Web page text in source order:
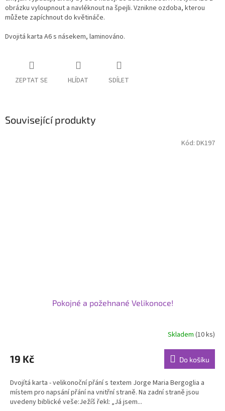
obrázku vyloupnout a navléknout na špejli. Vznikne ozdoba, kterou
můžete zapíchnout do květináče.
Dvojitá karta A6 s násekem, laminováno.
ZEPTAT SE HLÍDAT SDÍLET
Související produkty
Pokojné a požehnané Velikonoce!
produktu
je
z
5
hvězdiček.
Skladem(10 ks)
19 Kč Do košíku
Dvojítá karta - velikonoční přání s textem Jorge Maria Bergoglia a
místem pro napsání přání na vnitřní straně. Na zadní straně jsou
uvedeny biblické veše:Ježíš řekl: „Já jsem...
Kód: DK197